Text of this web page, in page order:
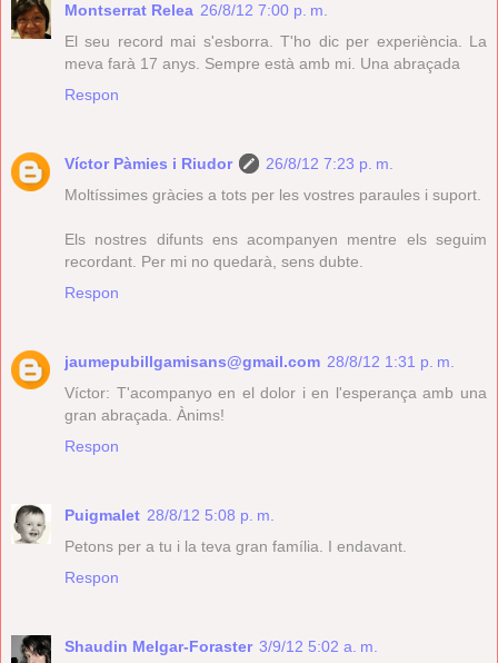
Montserrat Relea 26/8/12 7:00 p. m.
El seu record mai s'esborra. T'ho dic per experiència. La
meva farà 17 anys. Sempre està amb mi. Una abraçada
Respon
Víctor Pàmies i Riudor
26/8/12 7:23 p. m.
Moltíssimes gràcies a tots per les vostres paraules i suport.
Els nostres difunts ens acompanyen mentre els seguim
recordant. Per mi no quedarà, sens dubte.
Respon
jaumepubillgamisans@gmail.com 28/8/12 1:31 p. m.
Víctor: T'acompanyo en el dolor i en l'esperança amb una
gran abraçada. Ànims!
Respon
Puigmalet 28/8/12 5:08 p. m.
Petons per a tu i la teva gran família. I endavant.
Respon
Shaudin Melgar-Foraster 3/9/12 5:02 a. m.